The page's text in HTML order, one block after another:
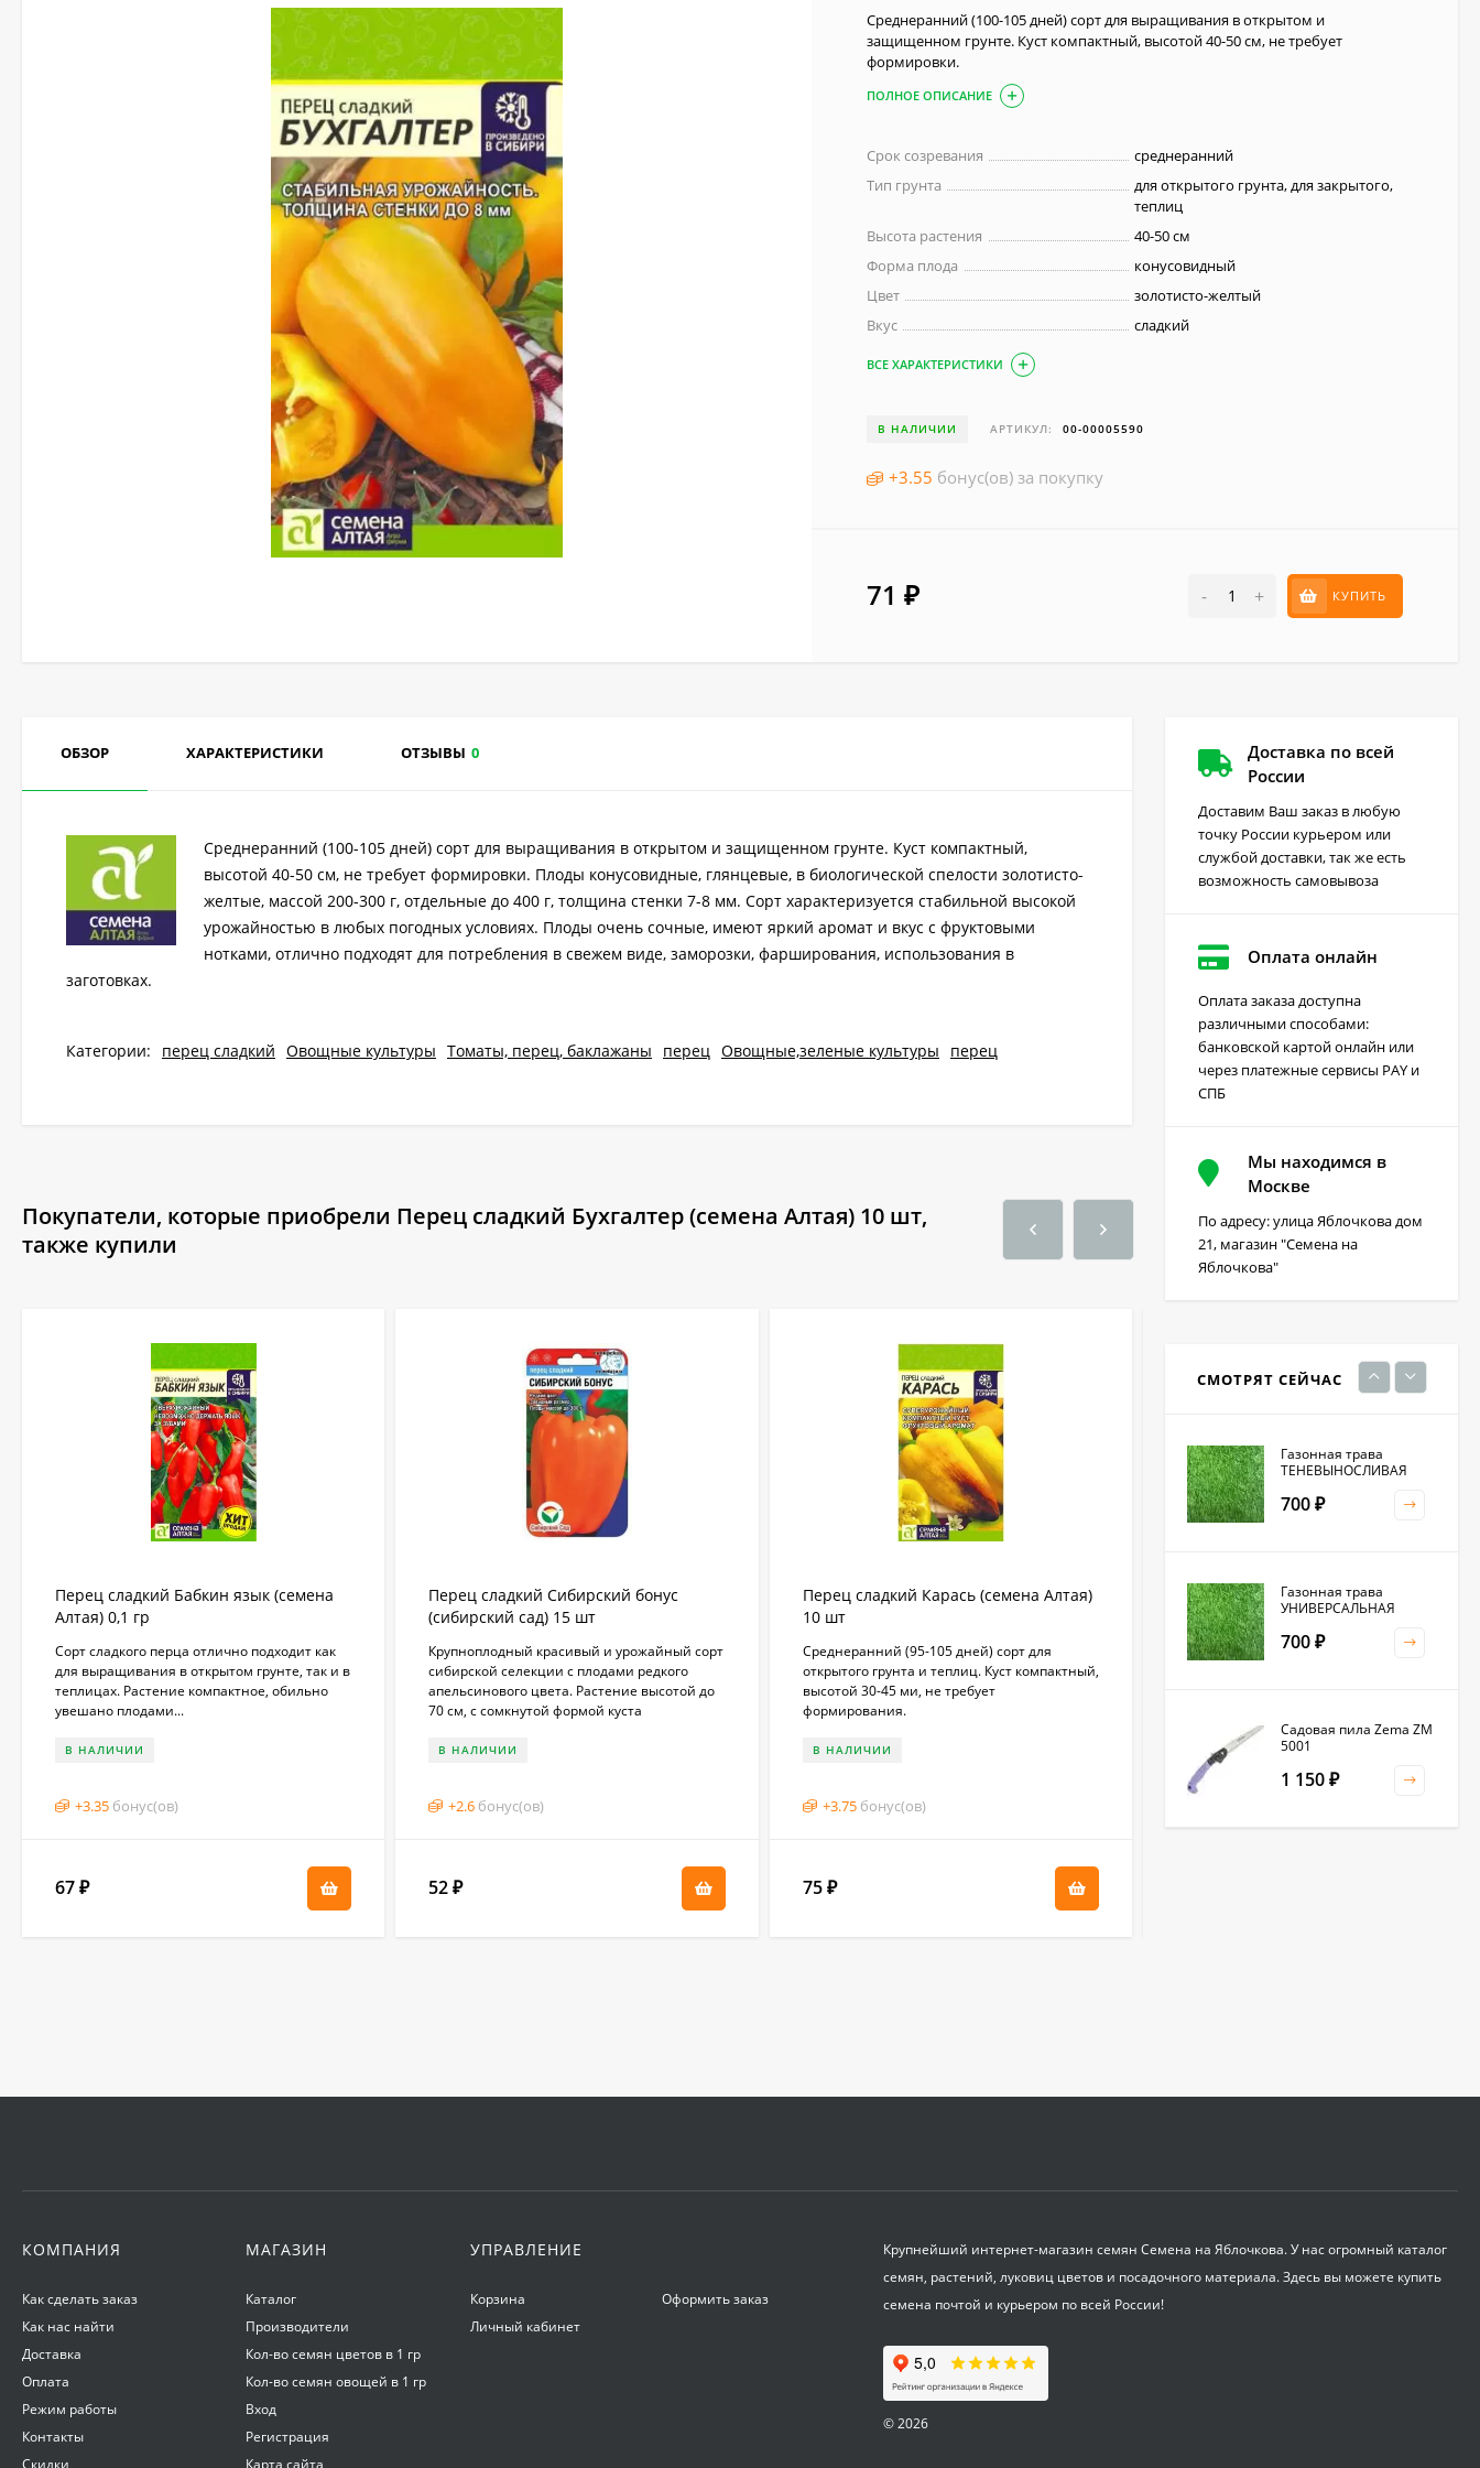
Среднеранний (100-105 дней) сорт для выращивания в открытом и
защищенном грунте. Куст компактный, высотой 40-50 см, не требует
формировки.
ПОЛНОЕ ОПИСАНИЕ
Срок созревания
среднеранний
Тип грунта
для открытого грунта, для закрытого,
теплиц
Высота растения
40-50 см
Форма плода
конусовидный
Цвет
золотисто-желтый
Вкус
сладкий
ВСЕ ХАРАКТЕРИСТИКИ
В НАЛИЧИИ АРТИКУЛ: 00-00005590
+3.55 бонус(ов) за покупку
71₽ - + КУПИТЬ
ОБЗОР ХАРАКТЕРИСТИКИ ОТЗЫВЫ 0
Среднеранний (100-105 дней) сорт для выращивания в открытом и защищенном грунте. Куст компактный,
высотой 40-50 см, не требует формировки. Плоды конусовидные, глянцевые, в биологической спелости золотисто-
желтые, массой 200-300 г, отдельные до 400 г, толщина стенки 7-8 мм. Сорт характеризуется стабильной высокой
урожайностью в любых погодных условиях. Плоды очень сочные, имеют яркий аромат и вкус с фруктовыми
нотками, отлично подходят для потребления в свежем виде, заморозки, фарширования, использования в
заготовках.
Категории: перец сладкий Овощные культуры Томаты, перец, баклажаны перец Овощные,зеленые культуры перец
Покупатели, которые приобрели Перец сладкий Бухгалтер (семена Алтая) 10 шт,
также купили
Перец сладкий Бабкин язык (семена
Алтая) 0,1 гр
Сорт сладкого перца отлично подходит как
для выращивания в открытом грунте, так и в
теплицах. Растение компактное, обильно
увешано плодами...
В НАЛИЧИИ
+3.35 бонус(ов)
67 ₽
Перец сладкий Сибирский бонус
(сибирский сад) 15 шт
Крупноплодный красивый и урожайный сорт
сибирской селекции с плодами редкого
апельсинового цвета. Растение высотой до
70 см, с сомкнутой формой куста
В НАЛИЧИИ
+2.6 бонус(ов)
52₽
Перец сладкий Карась (семена Алтая)
10 шт
Среднеранний (95-105 дней) сорт для
открытого грунта и теплиц. Куст компактный,
высотой 30-45 ми, не требует
формирования.
В НАЛИЧИИ
+3.75 бонус(ов)
75 ₽
Перец сладкий Сапсан (семена Алтая)
0,1 гр
Раннеспелый (90-95 дней) урожайный сорт
В НАЛИЧИИ
Доставка по всей
России
Доставим Ваш заказ в любую
точку России курьером или
службой доставки, так же есть
возможность самовывоза
Оплата онлайн
Оплата заказа доступна
различными способами:
банковской картой онлайн или
через платежные сервисы PAY и
СПБ
Мы находимся в
Москве
По адресу: улица Яблочкова дом
21, магазин "Семена на
Яблочкова"
СМОТРЯТ СЕЙЧАС
Грейдер от сорняков
(август) 10 мл
220₽
230
Газонная трава
ТЕНЕВЫНОСЛИВАЯ
700 ₽
Газонная трава
УНИВЕРСАЛЬНАЯ
700 ₽
Садовая пила Zema ZM
5001
1 150 ₽
530₽
Совок садовый ZEMA
КОМПАНИЯ
Как сделать заказ
Как нас найти
Доставка
Оплата
Режим работы
Контакты
Скидки
МАГАЗИН
Каталог
Производители
Кол-во семян цветов в 1 гр
Кол-во семян овощей в 1 гр
Вход
Регистрация
Карта сайта
УПРАВЛЕНИЕ
Корзина
Личный кабинет
Оформить заказ
Крупнейший интернет-магазин семян Семена на Яблочкова. У нас огромный каталог
семян, растений, луковиц цветов и посадочного материала. Здесь вы можете купить
семена почтой и курьером по всей России!
© 2026